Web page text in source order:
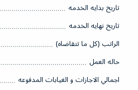
تاريخ بدايه الخدمه
تاريخ نهايه الخدمه
الراتب (كل ما تتقاضاه)
حاله العمل
اجمالي الاجازات و الغيابات المدفوعه